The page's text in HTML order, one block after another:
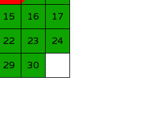
15 16
17
22 23
24
29 30